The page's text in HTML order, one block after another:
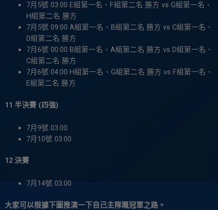
7月5號 03:00 E組第一名、F組第二名 勝方 vs G組第一名、
H組第二名 勝方
7月5號 09:00 A組第一名、B組第二名 勝方 vs C組第一名、
D組第二名 勝方
7月6號 00:00 B組第一名、A組第二名 勝方 vs D組第一名、
C組第二名 勝方
7月6號 04:00 H組第一名、G組第二名 勝方 vs F組第一名、
E組第二名 勝方
11 半決賽 (四強)
7月9號 03:00
7月10號 03:00
12 決賽
7月14號 03:00
大家可以根據下圖推演一下自己主隊嘅冠軍之路。